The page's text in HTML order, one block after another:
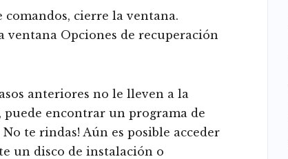
cierre la ventana.
ventana Opciones de recuperación
anteriores no le lleven a la
puede encontrar un programa de
te rindas! Aún es posible acceder
un disco de instalación o